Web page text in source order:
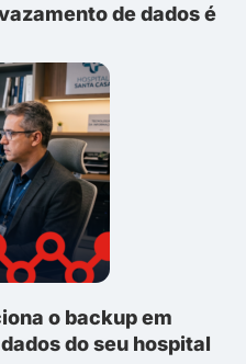
de dados é
o backup em
do seu hospital